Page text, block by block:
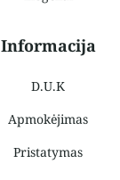
Informacija
D.U.K
Apmokėjimas
Pristatymas